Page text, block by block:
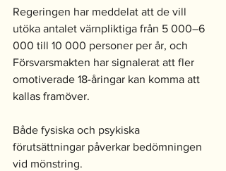
Regeringen har meddelat att de vill
utöka antalet värnpliktiga från 5 000–6
000 till 10 000 personer per år, och
Försvarsmakten har signalerat att fler
omotiverade 18-åringar kan komma att
kallas framöver.
Både fysiska och psykiska
förutsättningar påverkar bedömningen
vid mönstring.